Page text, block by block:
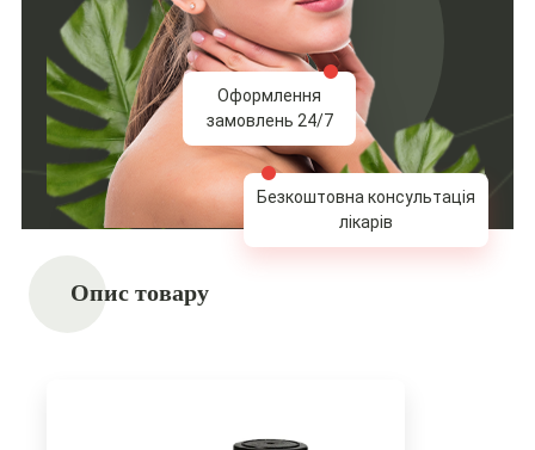
Оформлення
замовлень 24/7
Безкоштовна консультація
лікарів
Опис товару